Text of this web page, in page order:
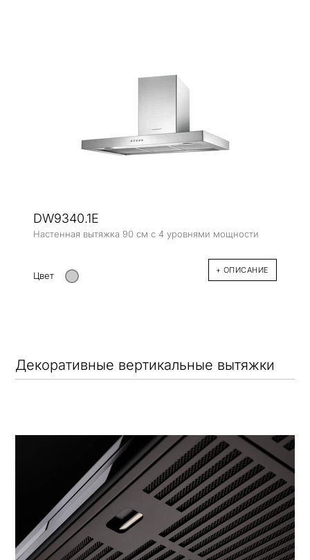
DW9340.1E
Настенная вытяжка 90 см с 4 уровнями мощности
Цвет + ОПИСАНИЕ
Декоративные вертикальные вытяжки